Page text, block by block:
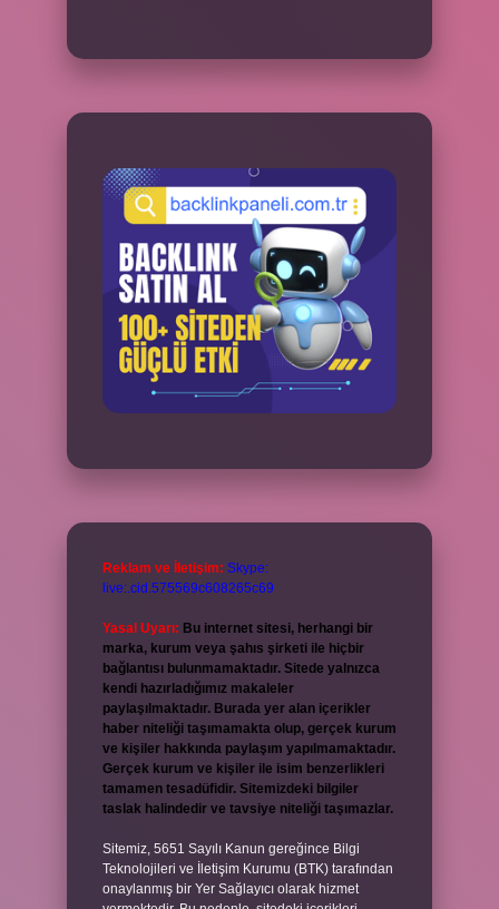
Reklam ve İletişim: Skype:
live:.cid.575569c608265c69
Yasal Uyarı: Bu internet sitesi, herhangi bir
marka, kurum veya şahıs şirketi ile hiçbir
bağlantısı bulunmamaktadır. Sitede yalnızca
kendi hazırladığımız makaleler
paylaşılmaktadır. Burada yer alan içerikler
haber niteliği taşımamakta olup, gerçek kurum
ve kişiler hakkında paylaşım yapılmamaktadır.
Gerçek kurum ve kişiler ile isim benzerlikleri
tamamen tesadüfidir. Sitemizdeki bilgiler
taslak halindedir ve tavsiye niteliği taşımazlar.
Sitemiz, 5651 Sayılı Kanun gereğince Bilgi
Teknolojileri ve İletişim Kurumu (BTK) tarafından
onaylanmış bir Yer Sağlayıcı olarak hizmet